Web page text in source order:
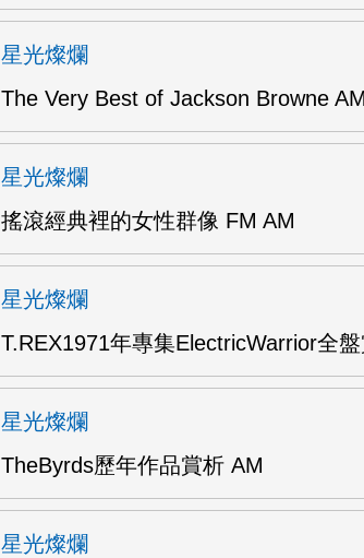
星光燦爛
The Very Best of Jackson Browne AM
星光燦爛
搖滾經典裡的女性群像 FM AM
星光燦爛
T.REX1971年專集ElectricWarrior全
星光燦爛
TheByrds歷年作品賞析 AM
星光燦爛